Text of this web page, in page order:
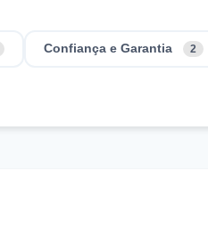
Confiança e Garantia 2